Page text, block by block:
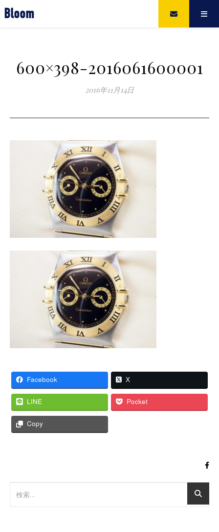
Bloom
600×398-2016061600001
2016年11月14日
Facebook X
LINE Pocket
Copy